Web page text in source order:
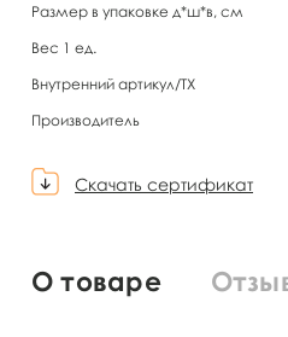
Размер в упаковке д*ш*в, см
Вес 1 ед.
Внутренний артикул/TX
Производитель
Скачать сертификат
О товаре